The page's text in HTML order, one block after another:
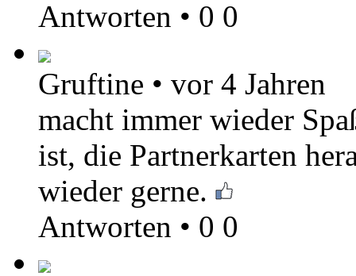
Antworten • 0 0
Gruftine • vor 4 Jahren
macht immer wieder
ist, die Partnerkarten
wieder gerne.
Antworten • 0 0